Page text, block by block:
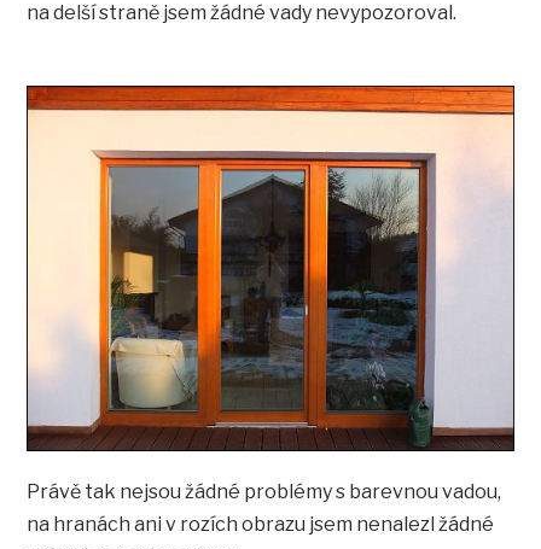
na delší straně jsem žádné vady nevypozoroval.
Právě tak nejsou žádné problémy s barevnou vadou,
na hranách ani v rozích obrazu jsem nenalezl žádné